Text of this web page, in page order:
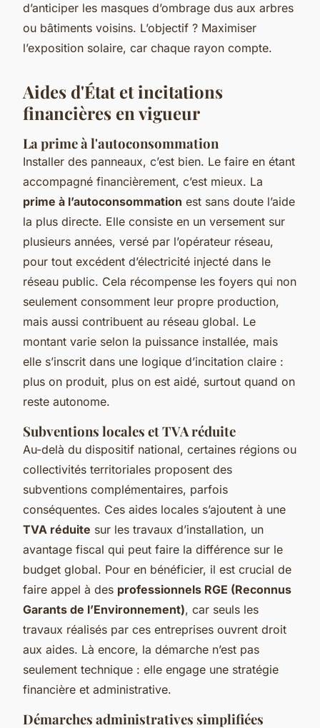
d’anticiper les masques d’ombrage dus aux arbres
ou bâtiments voisins. L’objectif ? Maximiser
l’exposition solaire, car chaque rayon compte.
Aides d'État et incitations
financières en vigueur
La prime à l'autoconsommation
Installer des panneaux, c’est bien. Le faire en étant
accompagné financièrement, c’est mieux. La
prime à l’autoconsommation est sans doute l’aide
la plus directe. Elle consiste en un versement sur
plusieurs années, versé par l’opérateur réseau,
pour tout excédent d’électricité injecté dans le
réseau public. Cela récompense les foyers qui non
seulement consomment leur propre production,
mais aussi contribuent au réseau global. Le
montant varie selon la puissance installée, mais
elle s’inscrit dans une logique d’incitation claire :
plus on produit, plus on est aidé, surtout quand on
reste autonome.
Subventions locales et TVA réduite
Au-delà du dispositif national, certaines régions ou
collectivités territoriales proposent des
subventions complémentaires, parfois
conséquentes. Ces aides locales s’ajoutent à une
TVA réduite sur les travaux d’installation, un
avantage fiscal qui peut faire la différence sur le
budget global. Pour en bénéficier, il est crucial de
faire appel à des professionnels RGE (Reconnus
Garants de l’Environnement), car seuls les
travaux réalisés par ces entreprises ouvrent droit
aux aides. Là encore, la démarche n’est pas
seulement technique : elle engage une stratégie
financière et administrative.
Démarches administratives simplifiées